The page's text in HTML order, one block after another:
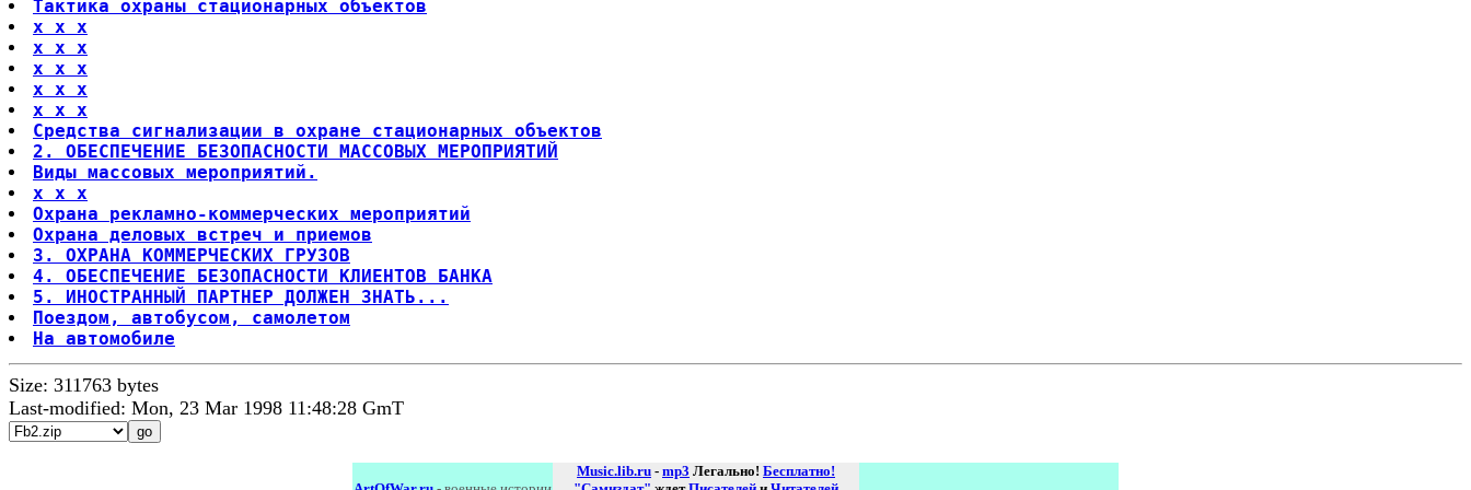
Тактика охраны стационарных объектов
x x x
x x x
x x x
x x x
x x x
Средства сигнализации в охране стационарных объектов
2. ОБЕСПЕЧЕНИЕ БЕЗОПАСНОСТИ МАССОВЫХ МЕРОПРИЯТИЙ
Виды массовых мероприятий.
x x x
Охрана рекламно-коммерческих мероприятий
Охрана деловых встреч и приемов
3. ОХРАНА КОММЕРЧЕСКИХ ГРУЗОВ
4. ОБЕСПЕЧЕНИЕ БЕЗОПАСНОСТИ КЛИЕНТОВ БАНКА
5. ИНОСТРАННЫЙ ПАРТНЕР ДОЛЖЕН ЗНАТЬ...
Поездом, автобусом, самолетом
На автомобиле
Size: 311763 bytes
Last-modified: Mon, 23 Mar 1998 11:48:28 GmT
Music.lib.ru - mp3 Легально! Бесплатно!